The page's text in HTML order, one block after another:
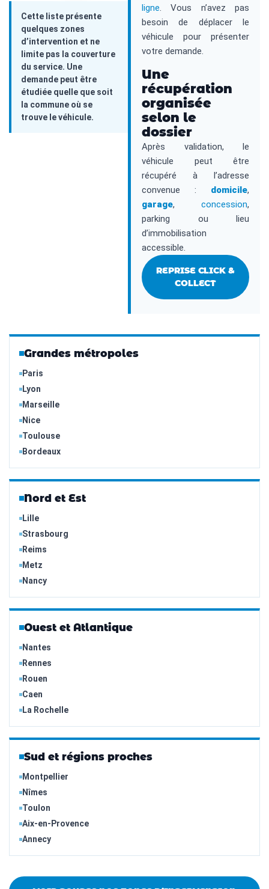
Cette liste présente
quelques zones
d’intervention et ne
limite pas la couverture
du service. Une
demande peut être
étudiée quelle que soit
la commune où se
trouve le véhicule.
ligne. Vous n’avez pas
besoin de déplacer le
véhicule pour présenter
votre demande.
Une
récupération
organisée
selon le
dossier
Après validation, le
véhicule peut être
récupéré à l’adresse
convenue : domicile,
garage, concession,
parking ou lieu
d’immobilisation
accessible.
REPRISE CLICK &
COLLECT
Grandes métropoles
Paris
Lyon
Marseille
Nice
Toulouse
Bordeaux
Nord et Est
Lille
Strasbourg
Reims
Metz
Nancy
Ouest et Atlantique
Nantes
Rennes
Rouen
Caen
La Rochelle
Sud et régions proches
Montpellier
Nîmes
Toulon
Aix-en-Provence
Annecy